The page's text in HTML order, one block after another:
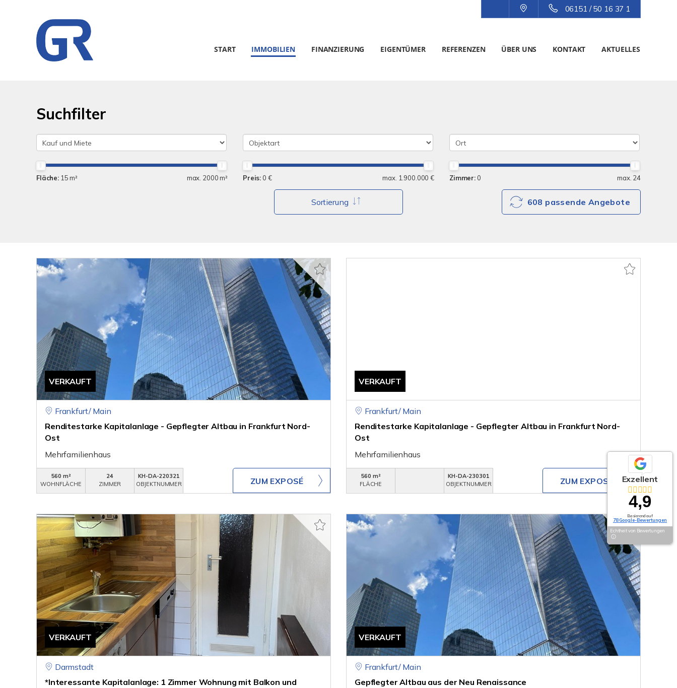
06151 / 50 16 37 1
START IMMOBILIEN FINANZIERUNG EIGENTÜMER REFERENZEN ÜBER UNS KONTAKT AKTUELLES
Suchfilter
Fläche: 15 m² max. 2000 m² Preis: 0 € max. 1.900.000 € Zimmer: 0 max. 24
Sortierung 608 passende Angebote
VERKAUFT
Frankfurt/ Main
Renditestarke Kapitalanlage - Gepflegter Altbau in Frankfurt Nord-
Ost
Mehrfamilienhaus
560 m²
WOHNFLÄCHE
24
ZIMMER
KH-DA-220321
OBJEKTNUMMER
ZUM EXPOSÉ
VERKAUFT
Frankfurt/ Main
Renditestarke Kapitalanlage - Gepflegter Altbau in Frankfurt Nord-
Ost
Mehrfamilienhaus
560 m²
FLÄCHE
KH-DA-230301
OBJEKTNUMMER
ZUM EXPOSÉ
VERKAUFT
Darmstadt
*Interessante Kapitalanlage: 1 Zimmer Wohnung mit Balkon und
VERKAUFT
Frankfurt/ Main
Gepflegter Altbau aus der Neu Renaissance
Exzellent
4,9
Basierend auf
78 Google-Bewertungen
Echtheit von Bewertungen